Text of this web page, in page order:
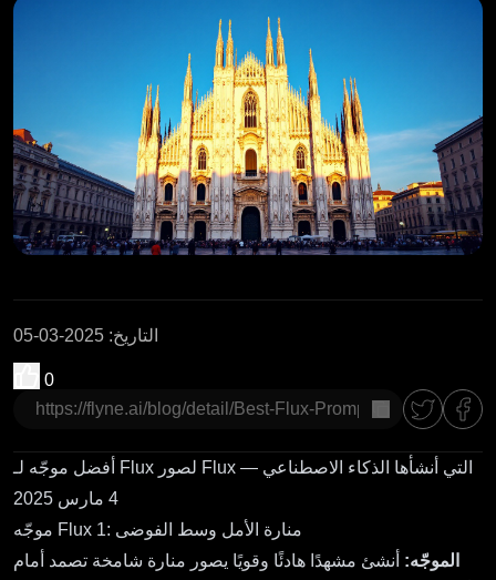
التاريخ:
2025-03-05
0
نسخ
أفضل موجّه لـ Flux لصور Flux التي أنشأها الذكاء الاصطناعي —
4 مارس 2025
موجّه Flux 1: منارة الأمل وسط الفوضى
الموجّه: أنشئ مشهدًا هادئًا وقويًا يصور منارة شامخة تصمد أمام